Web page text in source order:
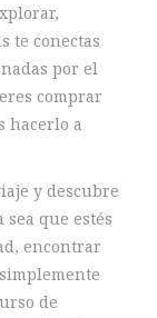
te conectas
por el
comprar
hacerlo a
y descubre
que estés
encontrar
de